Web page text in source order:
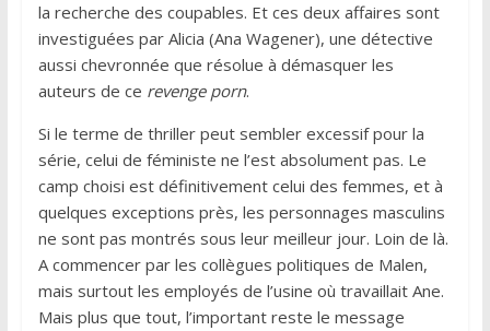
la recherche des coupables. Et ces deux affaires sont
investiguées par Alicia (Ana Wagener), une détective
aussi chevronnée que résolue à démasquer les
auteurs de ce revenge porn.
Si le terme de thriller peut sembler excessif pour la
série, celui de féministe ne l’est absolument pas. Le
camp choisi est définitivement celui des femmes, et à
quelques exceptions près, les personnages masculins
ne sont pas montrés sous leur meilleur jour. Loin de là.
A commencer par les collègues politiques de Malen,
mais surtout les employés de l’usine où travaillait Ane.
Mais plus que tout, l’important reste le message